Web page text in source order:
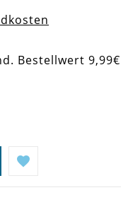
Bestellwert 9,99€